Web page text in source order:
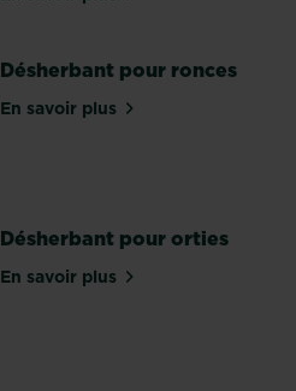
Désherbant pour ronces
En savoir plussur Désherbant pour
Désherbant pour orties
En savoir plussur Désherbant pour